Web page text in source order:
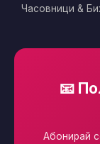
Часовници &
📧
Абонирай